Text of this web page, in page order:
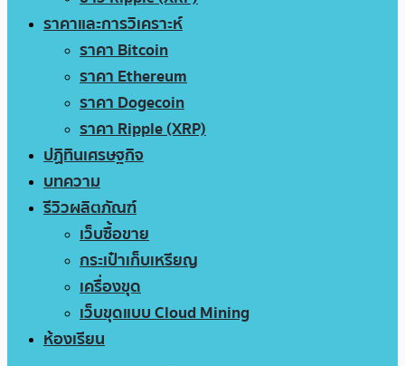
ราคาและการวิเคราะห์
ราคา Bitcoin
ราคา Ethereum
ราคา Dogecoin
ราคา Ripple (XRP)
ปฏิทินเศรษฐกิจ
บทความ
รีวิวผลิตภัณฑ์
เว็บซื้อขาย
กระเป๋าเก็บเหรียญ
เครื่องขุด
เว็บขุดแบบ Cloud Mining
ห้องเรียน